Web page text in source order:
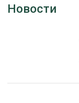
Новости